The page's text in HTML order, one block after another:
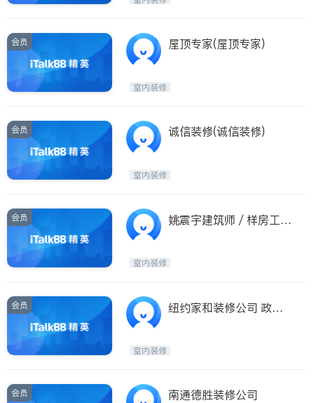
会员 屋顶专家(屋顶专家)
室内装修
会员 诚信装修(诚信装修)
室内装修
会员
姚震宇建筑师 / 样房工程
室内装修
会员
纽约家和装修公司 政府
室内装修
会员 南通德胜装修公司